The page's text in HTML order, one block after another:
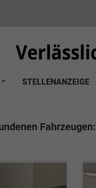
STELLENANZEIGE
Fahrzeugen: